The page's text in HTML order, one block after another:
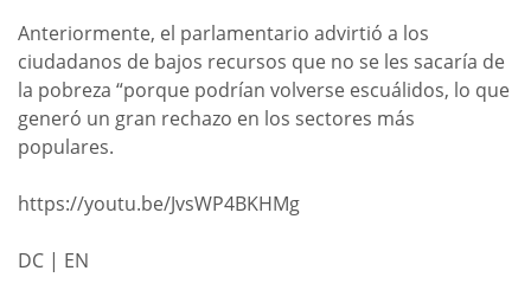
Anteriormente, el parlamentario advirtió a los
ciudadanos de bajos recursos que no se les sacaría de
la pobreza “porque podrían volverse escuálidos, lo que
generó un gran rechazo en los sectores más
populares.
https://youtu.be/JvsWP4BKHMg
DC | EN